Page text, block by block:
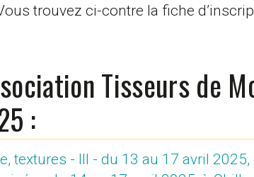
trouvez ci-contre la fiche
Tisseurs de
:
textures - III - du 13 au 17 avril